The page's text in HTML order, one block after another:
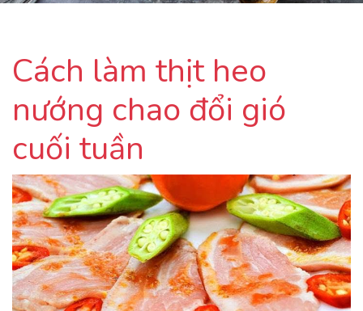
Cách làm thịt heo
nướng chao đổi gió
cuối tuần